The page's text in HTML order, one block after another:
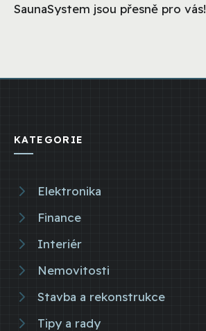
SaunaSystem jsou přesně pro vás!
KATEGORIE
Elektronika
Finance
Interiér
Nemovitosti
Stavba a rekonstrukce
Tipy a rady